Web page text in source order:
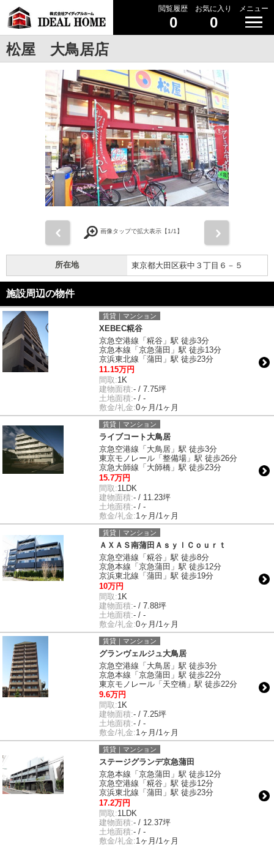
閲覧履歴
0
お気に入り
0
メニュー
松屋 大鳥居店
画像タップで拡大表示【1/1】
所在地 東京都大田区萩中３丁目６－５
施設周辺の物件
賃貸｜マンション
XEBEC糀谷
京急空港線「糀谷」駅 徒歩3分
京急本線「京急蒲田」駅 徒歩13分
京浜東北線「蒲田」駅 徒歩23分
11.15万円
間取:1K
建物面積:- / 7.75坪
土地面積:- / -
敷金/礼金:0ヶ月/1ヶ月
賃貸｜マンション
ライブコート大鳥居
京急空港線「大鳥居」駅 徒歩3分
東京モノレール「整備場」駅 徒歩26分
京急大師線「大師橋」駅 徒歩23分
15.7万円
間取:1LDK
建物面積:- / 11.23坪
土地面積:- / -
敷金/礼金:1ヶ月/1ヶ月
賃貸｜マンション
ＡＸＡＳ南蒲田ＡｓｙｌＣｏｕｒｔ
京急空港線「糀谷」駅 徒歩8分
京急本線「京急蒲田」駅 徒歩12分
京浜東北線「蒲田」駅 徒歩19分
10万円
間取:1K
建物面積:- / 7.88坪
土地面積:- / -
敷金/礼金:0ヶ月/1ヶ月
賃貸｜マンション
グランヴェルジュ大鳥居
京急空港線「大鳥居」駅 徒歩3分
京急本線「京急蒲田」駅 徒歩22分
東京モノレール「天空橋」駅 徒歩22分
9.6万円
間取:1K
建物面積:- / 7.25坪
土地面積:- / -
敷金/礼金:1ヶ月/1ヶ月
賃貸｜マンション
ステージグランデ京急蒲田
京急本線「京急蒲田」駅 徒歩12分
京急空港線「糀谷」駅 徒歩12分
京浜東北線「蒲田」駅 徒歩23分
17.2万円
間取:1LDK
建物面積:- / 12.37坪
土地面積:- / -
敷金/礼金:1ヶ月/1ヶ月